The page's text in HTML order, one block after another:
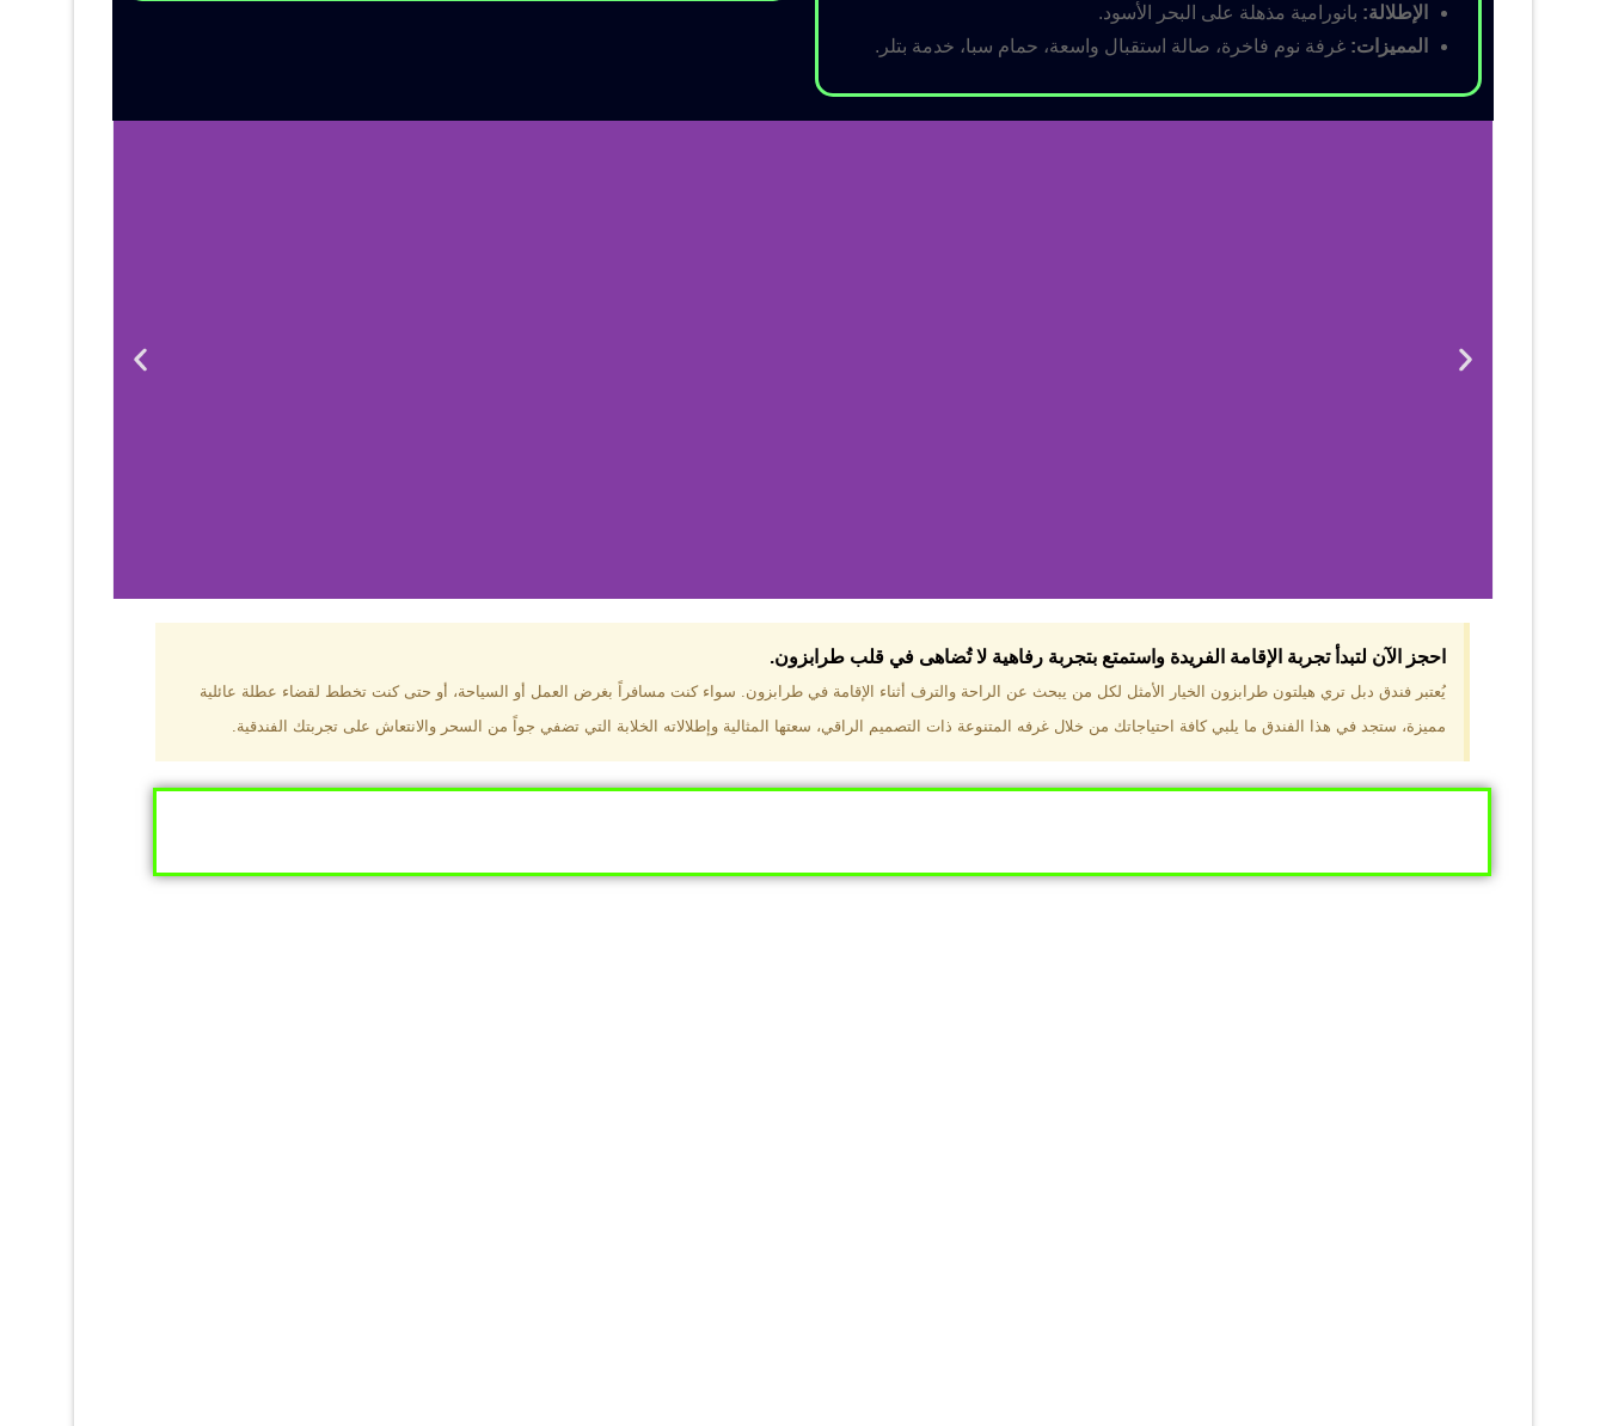
الإطلالة: بانورامية مذهلة على البحر الأسود.
المميزات: غرفة نوم فاخرة، صالة استقبال واسعة، حمام سبا، خدمة بتلر.
لماذا تختار فندق دبل تري هيلتون طرابزون؟
والجبال الخضراء. مرافق متكاملة تشمل مسبحًا داخليًا، سبا، صالة ألعاب رياضية، ومطاعم عالمية.
احجز الآن لتبدأ تجربة الإقامة الفريدة واستمتع بتجربة رفاهية لا تُضاهى في قلب طرابزون.​
يُعتبر فندق دبل تري هيلتون طرابزون الخيار الأمثل لكل من يبحث عن الراحة والترف أثناء الإقامة في طرابزون. سواء كنت مسافراً بغرض العمل أو السياحة، أو حتى كنت تخطط لقضاء عطلة عائلية
مميزة، ستجد في هذا الفندق ما يلبي كافة احتياجاتك من خلال غرفه المتنوعة ذات التصميم الراقي، سعتها المثالية وإطلالاته الخلابة التي تضفي جواً من السحر والانتعاش على تجربتك الفندقية.